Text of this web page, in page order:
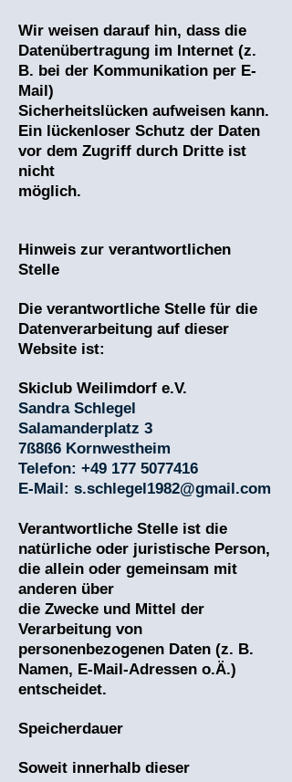
Wir weisen darauf hin, dass die
Datenübertragung im Internet (z.
B. bei der Kommunikation per E-
Mail)
Sicherheitslücken aufweisen kann.
Ein lückenloser Schutz der Daten
vor dem Zugriff durch Dritte ist
nicht
möglich.
Hinweis zur verantwortlichen
Stelle
Die verantwortliche Stelle für die
Datenverarbeitung auf dieser
Website ist:
Skiclub Weilimdorf e.V.
Sandra Schlegel
Salamanderplatz 3
7ß8ß6 Kornwestheim
Telefon: +49 177 5077416
E-Mail: s.schlegel1982@gmail.com
Verantwortliche Stelle ist die
natürliche oder juristische Person,
die allein oder gemeinsam mit
anderen über
die Zwecke und Mittel der
Verarbeitung von
personenbezogenen Daten (z. B.
Namen, E-Mail-Adressen o.Ä.)
entscheidet.
Speicherdauer
Soweit innerhalb dieser